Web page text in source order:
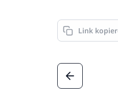
Link